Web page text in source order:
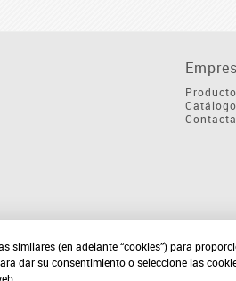
(en adelante “cookies”) para
dar su consentimiento o seleccione las